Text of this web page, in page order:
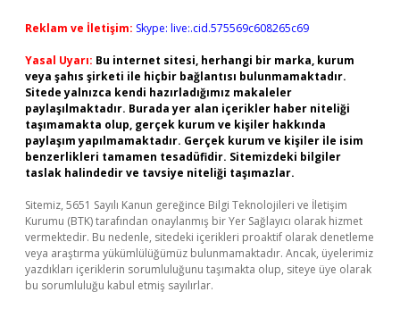
Reklam ve İletişim: Skype: live:.cid.575569c608265c69
Yasal Uyarı: Bu internet sitesi, herhangi bir marka, kurum
veya şahıs şirketi ile hiçbir bağlantısı bulunmamaktadır.
Sitede yalnızca kendi hazırladığımız makaleler
paylaşılmaktadır. Burada yer alan içerikler haber niteliği
taşımamakta olup, gerçek kurum ve kişiler hakkında
paylaşım yapılmamaktadır. Gerçek kurum ve kişiler ile isim
benzerlikleri tamamen tesadüfidir. Sitemizdeki bilgiler
taslak halindedir ve tavsiye niteliği taşımazlar.
Sitemiz, 5651 Sayılı Kanun gereğince Bilgi Teknolojileri ve İletişim
Kurumu (BTK) tarafından onaylanmış bir Yer Sağlayıcı olarak hizmet
vermektedir. Bu nedenle, sitedeki içerikleri proaktif olarak denetleme
veya araştırma yükümlülüğümüz bulunmamaktadır. Ancak, üyelerimiz
yazdıkları içeriklerin sorumluluğunu taşımakta olup, siteye üye olarak
bu sorumluluğu kabul etmiş sayılırlar.